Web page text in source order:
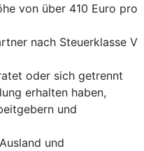
von über 410 Euro pro
nach Steuerklasse V
oder sich getrennt
erhalten haben,
und
und